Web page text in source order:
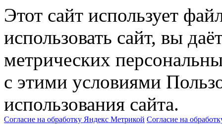
Этот сайт использует
использовать сайт, вы
метрических
с этими условиями
использования сайта.
Согласие на обработку Яндекс Метрикой Согласие на